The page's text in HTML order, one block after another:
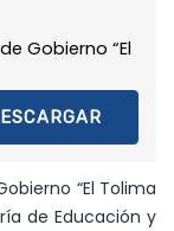
Gobierno “El
“El Tolima
de Educación y